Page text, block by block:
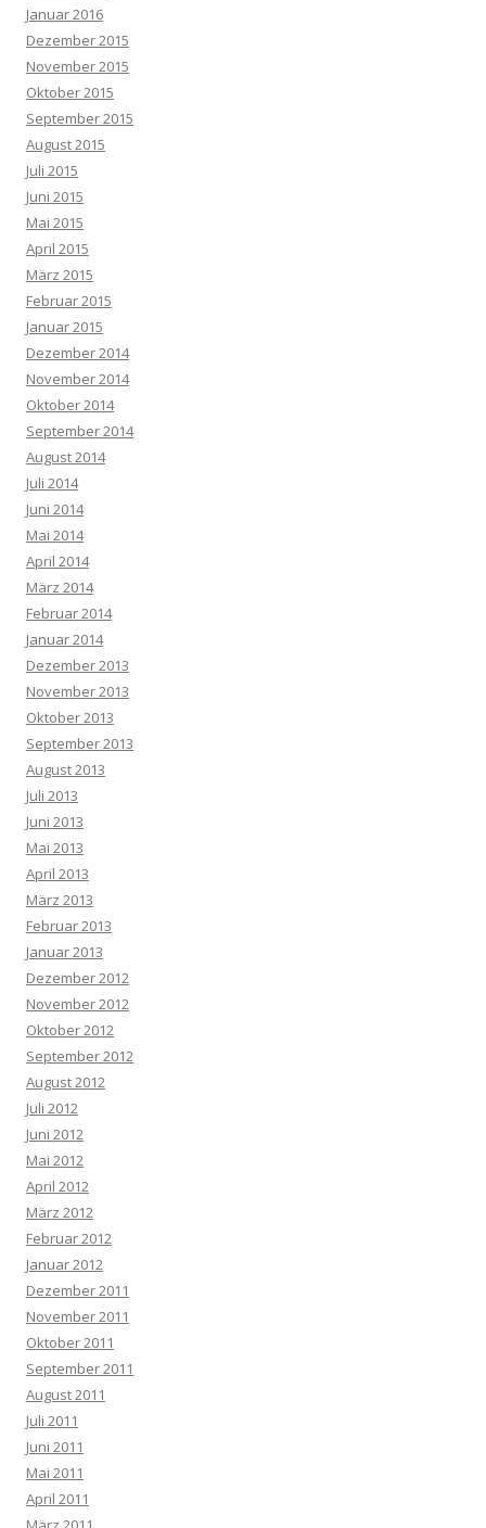
Januar 2016
Dezember 2015
November 2015
Oktober 2015
September 2015
August 2015
Juli 2015
Juni 2015
Mai 2015
April 2015
März 2015
Februar 2015
Januar 2015
Dezember 2014
November 2014
Oktober 2014
September 2014
August 2014
Juli 2014
Juni 2014
Mai 2014
April 2014
März 2014
Februar 2014
Januar 2014
Dezember 2013
November 2013
Oktober 2013
September 2013
August 2013
Juli 2013
Juni 2013
Mai 2013
April 2013
März 2013
Februar 2013
Januar 2013
Dezember 2012
November 2012
Oktober 2012
September 2012
August 2012
Juli 2012
Juni 2012
Mai 2012
April 2012
März 2012
Februar 2012
Januar 2012
Dezember 2011
November 2011
Oktober 2011
September 2011
August 2011
Juli 2011
Juni 2011
Mai 2011
April 2011